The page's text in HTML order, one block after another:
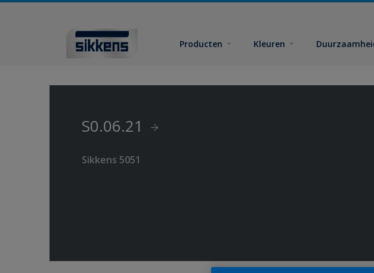
Producten Kleuren
S0.06.21
Sikkens 5051